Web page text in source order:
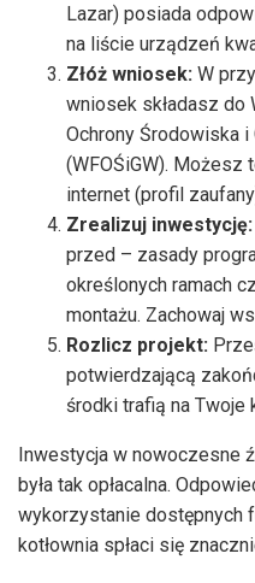
Lazar) posiada
na liście urządzeń
Złóż wniosek: W
wniosek składasz do
Ochrony Środowiska
(WFOŚiGW).
internet (profil
Zrealizuj inwestycję:
przed – zasady
określonych ramach
montażu. Zachowaj
Rozlicz projekt:
potwierdzającą
środki trafią na Twoje
Inwestycja w nowoczesne
była tak opłacalna.
wykorzystanie dostępnych
kotłownia spłaci się